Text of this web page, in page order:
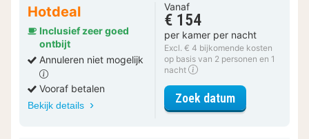
Hotdeal
Inclusief zeer goed
ontbijt
Annuleren niet mogelijk
Vooraf betalen
Bekijk details
Vanaf
€ 154
per kamer per nacht
Excl. € 4 bijkomende kosten
op basis van 2 personen en 1
nacht
Zoek datumvoor Comfort